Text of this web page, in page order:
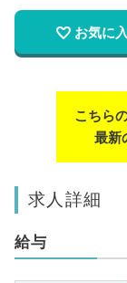
お気に
こちら
最新
求人詳細
給与